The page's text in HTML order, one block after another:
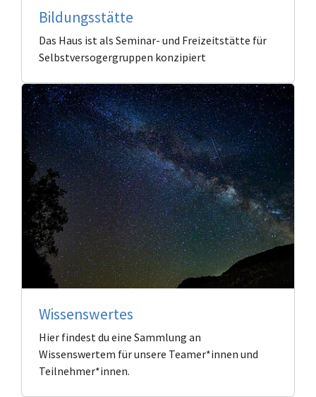
Bildungsstätte
Das Haus ist als Seminar- und Freizeitstätte für
Selbstversogergruppen konzipiert
Wissenswertes
Hier findest du eine Sammlung an
Wissenswertem für unsere Teamer*innen und
Teilnehmer*innen.